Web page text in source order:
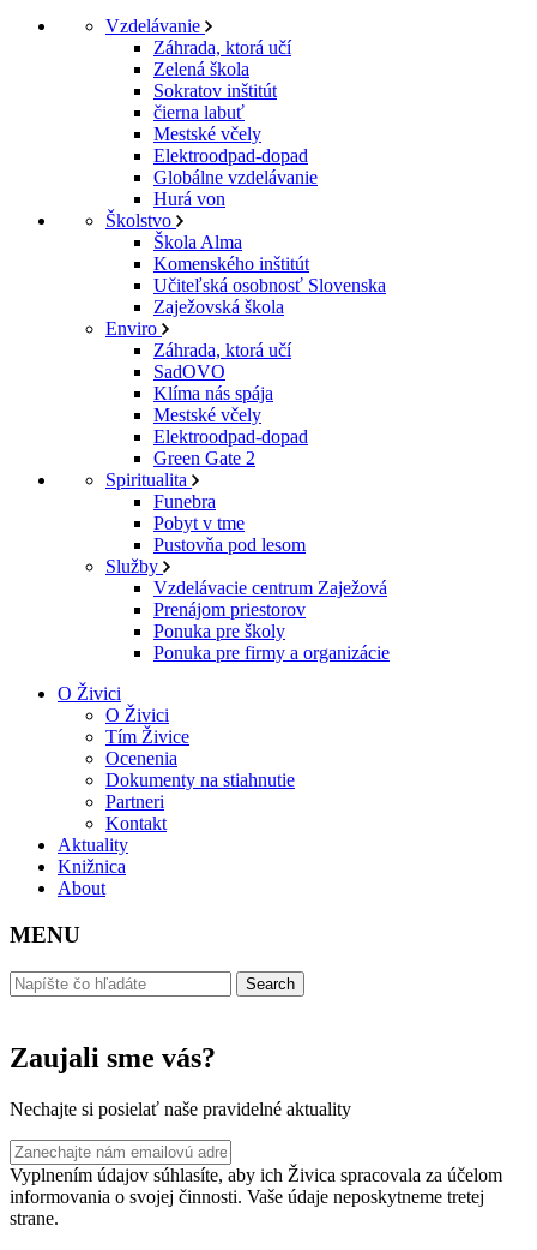
Vzdelávanie
Záhrada, ktorá učí
Zelená škola
Sokratov inštitút
čierna labuť
Mestské včely
Elektroodpad-dopad
Globálne vzdelávanie
Hurá von
Školstvo
Škola Alma
Komenského inštitút
Učiteľská osobnosť Slovenska
Zaježovská škola
Enviro
Záhrada, ktorá učí
SadOVO
Klíma nás spája
Mestské včely
Elektroodpad-dopad
Green Gate 2
Spiritualita
Funebra
Pobyt v tme
Pustovňa pod lesom
Služby
Vzdelávacie centrum Zaježová
Prenájom priestorov
Ponuka pre školy
Ponuka pre firmy a organizácie
O Živici
O Živici
Tím Živice
Ocenenia
Dokumenty na stiahnutie
Partneri
Kontakt
Aktuality
Knižnica
About
MENU
Zaujali sme vás?
Nechajte si posielať naše pravidelné aktuality
Vyplnením údajov súhlasíte, aby ich Živica spracovala za účelom
informovania o svojej činnosti. Vaše údaje neposkytneme tretej
strane.